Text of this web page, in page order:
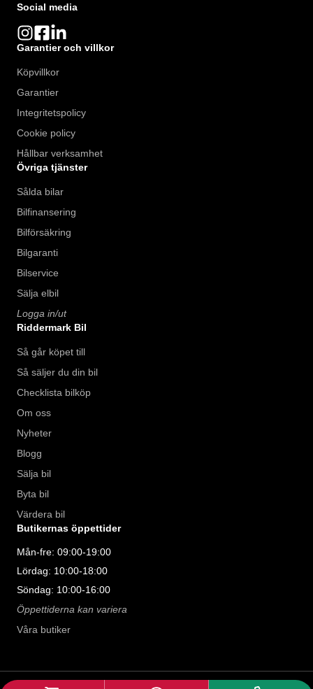
Social media
Garantier och villkor
Köpvillkor
Garantier
Integritetspolicy
Cookie policy
Hållbar verksamhet
Övriga tjänster
Sålda bilar
Bilfinansering
Bilförsäkring
Bilgaranti
Bilservice
Sälja elbil
Logga in/ut
Riddermark Bil
Så går köpet till
Så säljer du din bil
Checklista bilköp
Om oss
Nyheter
Blogg
Sälja bil
Byta bil
Värdera bil
Butikernas öppettider
Mån-fre: 09:00-19:00
Lördag: 10:00-18:00
Söndag: 10:00-16:00
Öppettiderna kan variera
Våra butiker